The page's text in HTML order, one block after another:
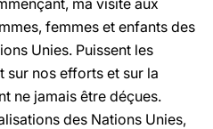
ma visite aux
femmes et enfants des
Unies. Puissent les
nos efforts et sur la
ne jamais être déçues.
des Nations Unies,